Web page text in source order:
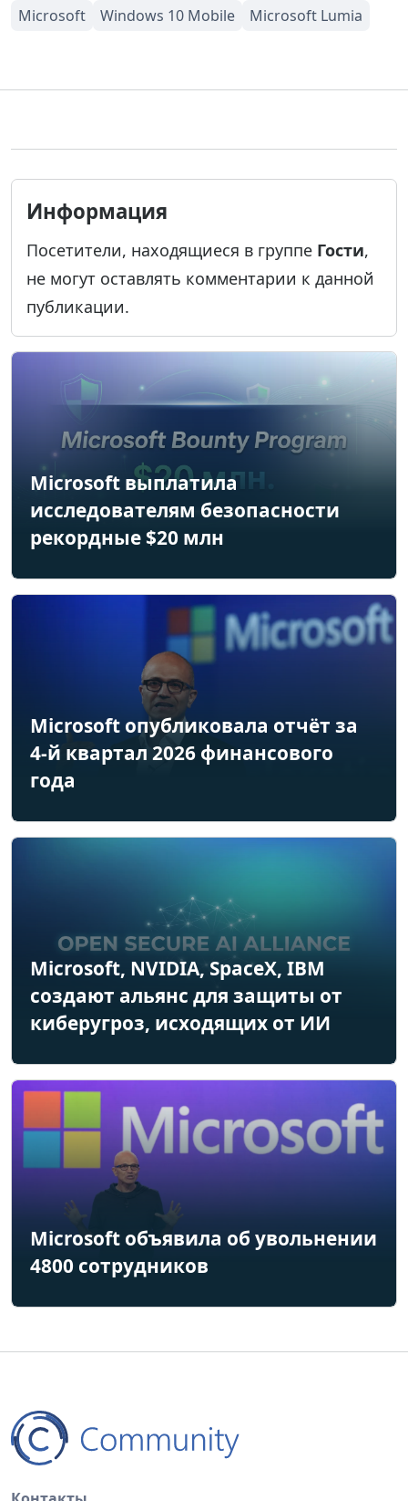
Информация
Посетители, находящиеся в группе Гости,
не могут оставлять комментарии к данной
публикации.
Microsoft выплатила
исследователям безопасности
рекордные $20 млн
Microsoft опубликовала отчёт за
4-й квартал 2026 финансового
года
Microsoft, NVIDIA, SpaceX, IBM
создают альянс для защиты от
киберугроз, исходящих от ИИ
Microsoft объявила об увольнении
4800 сотрудников